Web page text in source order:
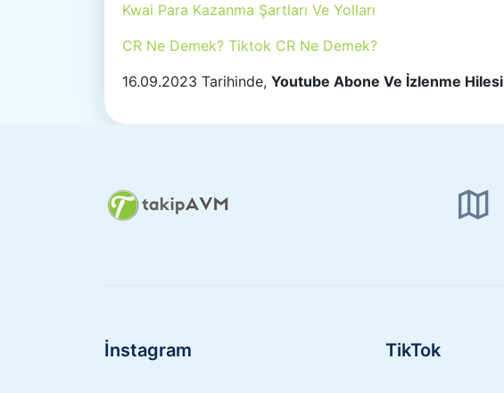
Kwai Para Kazanma Şartları Ve Yolları
CR Ne Demek? Tiktok CR Ne Demek?
16.09.2023 Tarihinde, Youtube Abone Ve İzlenme Hilesi
İnstagram TikTok